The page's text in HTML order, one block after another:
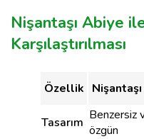
Nişantaşı Abiye
Karşılaştırılması
Özellik
Tasarım Benzersiz
özgün